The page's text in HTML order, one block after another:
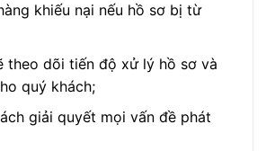
khiếu nại nếu hồ sơ bị từ
theo dõi tiến độ xử lý hồ sơ và
quý khách;
giải quyết mọi vấn đề phát